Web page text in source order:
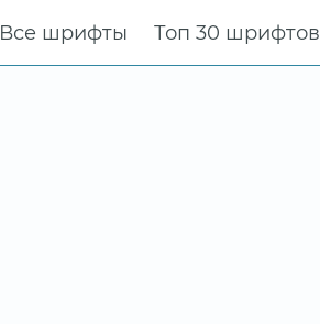
Все шрифты Топ 30 шрифтов